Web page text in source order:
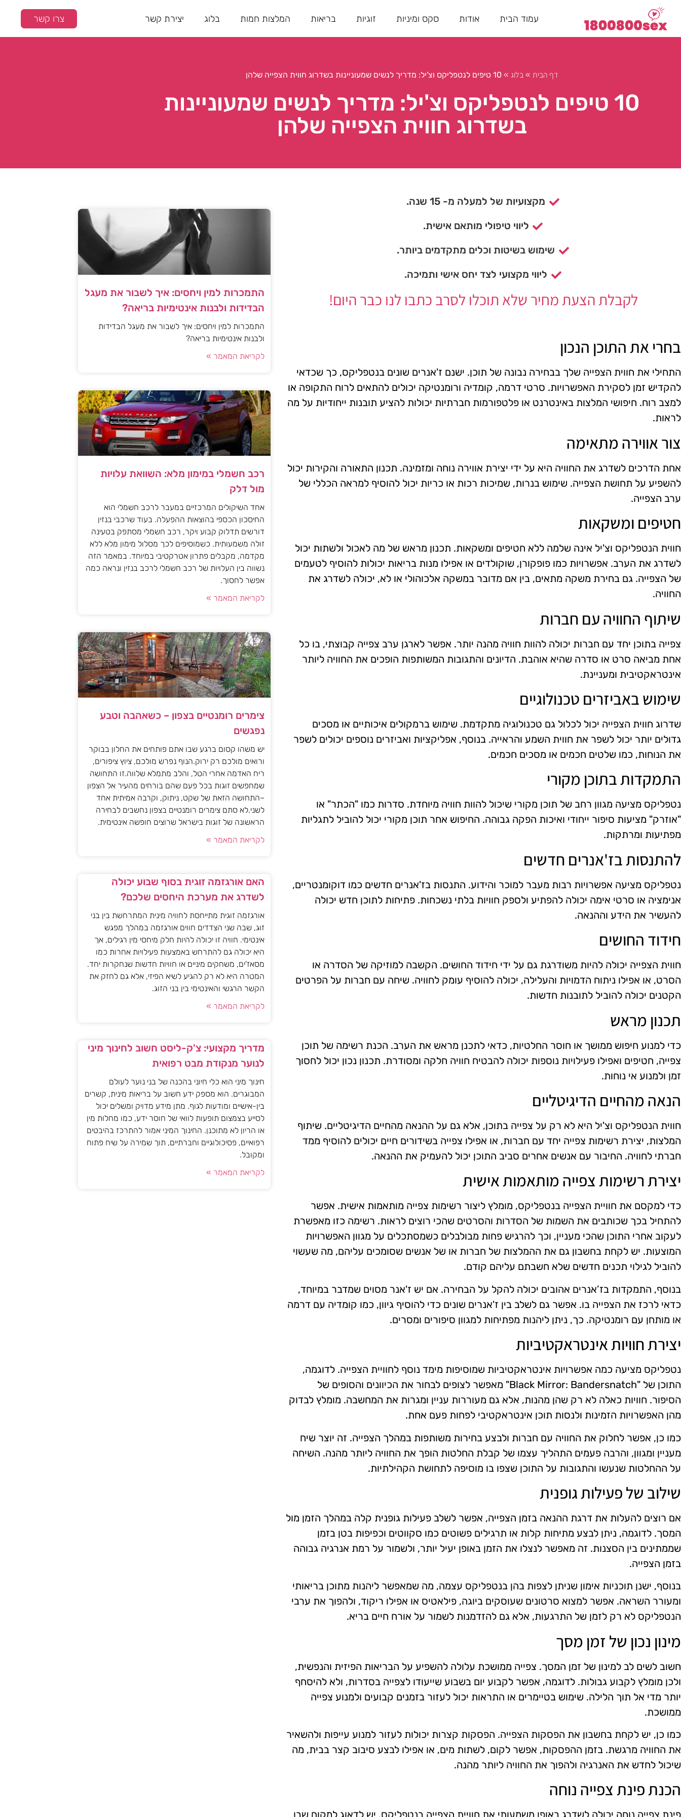
עמוד הבית אודות סקס ומיניות זוגיות בריאות המלצות חמות בלוג יצירת קשר צרו קשר
דף הבית »בלוג »10 טיפים לנטפליקס וצ'יל: מדריך לנשים שמעוניינות בשדרוג חווית הצפייה שלהן
10 טיפים לנטפליקס וצ'יל: מדריך לנשים שמעוניינות
בשדרוג חווית הצפייה שלהן
מקצועיות של למעלה מ- 15 שנה.
ליווי טיפולי מותאם אישית.
שימוש בשיטות וכלים מתקדמים ביותר.
ליווי מקצועי לצד יחס אישי ותמיכה.
לקבלת הצעת מחיר שלא תוכלו לסרב כתבו לנו כבר היום!
בחרי את התוכן הנכון
התחילי את חווית הצפייה שלך בבחירה נבונה של תוכן. ישנם ז'אנרים שונים בנטפליקס, כך שכדאי
להקדיש זמן לסקירת האפשרויות. סרטי דרמה, קומדיה ורומנטיקה יכולים להתאים לרוח התקופה או
למצב רוח. חיפושי המלצות באינטרנט או פלטפורמות חברתיות יכולות להציע תובנות ייחודיות על מה
לראות.
צור אווירה מתאימה
אחת הדרכים לשדרג את החוויה היא על ידי יצירת אווירה נוחה ומזמינה. תכנון התאורה והקירות יכול
להשפיע על תחושת הצפייה. שימוש בנרות, שמיכות רכות או כריות יכול להוסיף למראה הכללי של
ערב הצפייה.
חטיפים ומשקאות
חווית הנטפליקס וצ'יל אינה שלמה ללא חטיפים ומשקאות. תכנון מראש של מה לאכול ולשתות יכול
לשדרג את הערב. אפשרויות כמו פופקורן, שוקולדים או אפילו מנות בריאות יכולות להוסיף לטעמים
של הצפייה. גם בחירת משקה מתאים, בין אם מדובר במשקה אלכוהולי או לא, יכולה לשדרג את
החוויה.
שיתוף החוויה עם חברות
צפייה בתוכן יחד עם חברות יכולה להוות חוויה מהנה יותר. אפשר לארגן ערב צפייה קבוצתי, בו כל
אחת מביאה סרט או סדרה שהיא אוהבת. הדיונים והתגובות המשותפות הופכים את החוויה ליותר
אינטראקטיבית ומעניינת.
שימוש באביזרים טכנולוגיים
שדרוג חווית הצפייה יכול לכלול גם טכנולוגיה מתקדמת. שימוש ברמקולים איכותיים או מסכים
גדולים יותר יכול לשפר את חווית השמע והראייה. בנוסף, אפליקציות ואביזרים נוספים יכולים לשפר
את הנוחות, כמו שלטים חכמים או מסכים חכמים.
התמקדות בתוכן מקורי
נטפליקס מציעה מגוון רחב של תוכן מקורי שיכול להוות חוויה מיוחדת. סדרות כמו "הכתר" או
"אוזרק" מציעות סיפור ייחודי ואיכות הפקה גבוהה. החיפוש אחר תוכן מקורי יכול להוביל לתגליות
מפתיעות ומרתקות.
להתנסות בז'אנרים חדשים
נטפליקס מציעה אפשרויות רבות מעבר למוכר והידוע. התנסות בז'אנרים חדשים כמו דוקומנטריים,
אנימציה או סרטי אימה יכולה להפתיע ולספק חוויות בלתי נשכחות. פתיחות לתוכן חדש יכולה
להעשיר את הידע וההנאה.
חידוד החושים
חווית הצפייה יכולה להיות משודרגת גם על ידי חידוד החושים. הקשבה למוזיקה של הסדרה או
הסרט, או אפילו ניתוח הדמויות והעלילה, יכולה להוסיף עומק לחוויה. שיחה עם חברות על הפרטים
הקטנים יכולה להוביל לתובנות חדשות.
תכנון מראש
כדי למנוע חיפוש ממושך או חוסר החלטיות, כדאי לתכנן מראש את הערב. הכנת רשימה של תוכן
צפייה, חטיפים ואפילו פעילויות נוספות יכולה להבטיח חוויה חלקה ומסודרת. תכנון נכון יכול לחסוך
זמן ולמנוע אי נוחות.
הנאה מהחיים הדיגיטליים
חווית הנטפליקס וצ'יל היא לא רק על צפייה בתוכן, אלא גם על ההנאה מהחיים הדיגיטליים. שיתוף
המלצות, יצירת רשימות צפייה יחד עם חברות, או אפילו צפייה בשידורים חיים יכולים להוסיף ממד
חברתי לחוויה. החיבור עם אנשים אחרים סביב התוכן יכול להעמיק את ההנאה.
יצירת רשימות צפייה מותאמות אישית
כדי למקסם את חוויית הצפייה בנטפליקס, מומלץ ליצור רשימות צפייה מותאמות אישית. אפשר
להתחיל בכך שכותבים את השמות של הסדרות והסרטים שהכי רוצים לראות. רשימה כזו מאפשרת
לעקוב אחרי התוכן שהכי מעניין, וכך להרגיש פחות מבולבלים כשמסתכלים על מגוון האפשרויות
המוצעות. יש לקחת בחשבון גם את ההמלצות של חברות או של אנשים שסומכים עליהם, מה שעשוי
להוביל לגילוי תכנים חדשים שלא חשבתם עליהם קודם.
בנוסף, התמקדות בז’אנרים אהובים יכולה להקל על הבחירה. אם יש ז'אנר מסוים שמדבר במיוחד,
כדאי לרכז את הצפייה בו. אפשר גם לשלב בין ז'אנרים שונים כדי להוסיף גיוון, כמו קומדיה עם דרמה
או מותחן עם רומנטיקה. כך, ניתן ליהנות מפתיחות למגוון סיפורים ומסרים.
יצירת חוויות אינטראקטיביות
נטפליקס מציעה כמה אפשרויות אינטראקטיביות שמוסיפות מימד נוסף לחוויית הצפייה. לדוגמה,
התוכן של "Black Mirror: Bandersnatch" מאפשר לצופים לבחור את הכיוונים והסופים של
הסיפור. חוויות כאלה לא רק שהן מהנות, אלא גם מעוררות עניין ומגרות את המחשבה. מומלץ לבדוק
מהן האפשרויות הזמינות ולנסות תוכן אינטראקטיבי לפחות פעם אחת.
כמו כן, אפשר לחלוק את החוויה עם חברות ולבצע בחירות משותפות במהלך הצפייה. זה יוצר שיח
מעניין ומגוון, והרבה פעמים התהליך עצמו של קבלת החלטות הופך את החוויה ליותר מהנה. השיחה
על ההחלטות שנעשו והתגובות על התוכן שצפו בו מוסיפה לתחושת הקהילתיות.
שילוב של פעילות גופנית
אם רוצים להעלות את דרגת ההנאה בזמן הצפייה, אפשר לשלב פעילות גופנית קלה במהלך הזמן מול
המסך. לדוגמה, ניתן לבצע מתיחות קלות או תרגילים פשוטים כמו סקווטים וכפיפות בטן בזמן
שממתינים בין הסצנות. זה מאפשר לנצלו את הזמן באופן יעיל יותר, ולשמור על רמת אנרגיה גבוהה
בזמן הצפייה.
בנוסף, ישנן תוכניות אימון שניתן לצפות בהן בנטפליקס עצמה, מה שמאפשר ליהנות מתוכן בריאותי
ומעורר השראה. אפשר למצוא סרטונים שעוסקים ביוגה, פילאטיס או אפילו ריקוד, ולהפוך את ערבי
הנטפליקס לא רק לזמן של התרגעות, אלא גם להזדמנות לשמור על אורח חיים בריא.
מינון נכון של זמן מסך
חשוב לשים לב למינון של זמן המסך. צפייה ממושכת עלולה להשפיע על הבריאות הפיזית והנפשית,
ולכן מומלץ לקבוע גבולות. לדוגמה, אפשר לקבוע יום בשבוע שייעודו לצפייה בסדרות, ולא להיסחף
יותר מדי אל תוך הלילה. שימוש בטיימרים או התראות יכול לעזור בזמנים קבועים ולמנוע צפייה
ממושכת.
כמו כן, יש לקחת בחשבון את הפסקות הצפייה. הפסקות קצרות יכולות לעזור למנוע עייפות ולהשאיר
את החוויה מרגשת. בזמן ההפסקות, אפשר לקום, לשתות מים, או אפילו לבצע סיבוב קצר בבית, מה
שיכול לחדש את האנרגיה ולהפוך את החוויה ליותר מהנה.
הכנת פינת צפייה נוחה
התמכרות למין ויחסים: איך לשבור את מעגל
הבדידות ולבנות אינטימיות בריאה?
התמכרות למין ויחסים: איך לשבור את מעגל הבדידות
ולבנות אינטימיות בריאה?
לקריאת המאמר »
רכב חשמלי במימון מלא: השוואת עלויות
מול דלק
אחד השיקולים המרכזיים במעבר לרכב חשמלי הוא
החיסכון הכספי בהוצאות ההפעלה. בעוד שרכבי בנזין
דורשים תדלוק קבוע ויקר, רכב חשמלי מסתפק בטעינה
זולה משמעותית. כשמוסיפים לכך מסלול מימון מלא ללא
מקדמה, מקבלים פתרון אטרקטיבי במיוחד. במאמר הזה
נשווה בין העלויות של רכב חשמלי לרכב בנזין ונראה כמה
אפשר לחסוך.
לקריאת המאמר »
צימרים רומנטיים בצפון – כשאהבה וטבע
נפגשים
יש משהו קסום ברגע שבו אתם פותחים את החלון בבוקר
ורואים מולכם רק ירוק.הנוף נפרש מולכם, ציוץ ציפורים,
ריח האדמה אחרי הטל, והלב מתמלא שלווה.זו התחושה
שמחפשים זוגות בכל פעם שהם בורחים מהעיר אל הצפון
–התחושה הזאת של שקט, ניתוק, וקרבה אמיתית אחד
לשני.לא סתם צימרים רומנטיים בצפון נחשבים לבחירה
הראשונה של זוגות בישראל שרוצים חופשה אינטימית.
לקריאת המאמר »
האם אורגזמה זוגית בסוף שבוע יכולה
לשדרג את מערכת היחסים שלכם?
אורגזמה זוגית מתייחסת לחוויה מינית המתרחשת בין בני
זוג, שבה שני הצדדים חווים אורגזמה במהלך מפגש
אינטימי. חוויה זו יכולה להיות חלק מיחסי מין רגילים, אך
היא יכולה גם להתרחש באמצעות פעילויות אחרות כמו
מסאז'ים, משחקים מיניים או חוויות חדשות שנחקרות יחד.
המטרה היא לא רק להגיע לשיא הפיזי, אלא גם לחזק את
הקשר הרגשי והאינטימי בין בני הזוג.
לקריאת המאמר »
מדריך מקצועי: צ'ק-ליסט חשוב לחינוך מיני
לנוער מנקודת מבט רפואית
חינוך מיני הוא כלי חיוני בהכנה של בני נוער לעולם
המבוגרים. הוא מספק ידע חשוב על בריאות מינית, קשרים
בין-אישיים ומודעות לגוף. מתן מידע מדויק ומשלים יכול
לסייע בצמצום תופעות לוואי של חוסר ידע, כמו מחלות מין
או הריון לא מתוכנן. החינוך המיני אמור להתרכז בהיבטים
רפואיים, פסיכולוגיים וחברתיים, תוך שמירה על שיח פתוח
ומקובל.
לקריאת המאמר »